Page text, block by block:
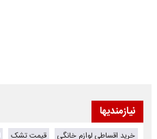
نیازمندیها
خرید اقساطی لوازم خانگی قیمت تشک